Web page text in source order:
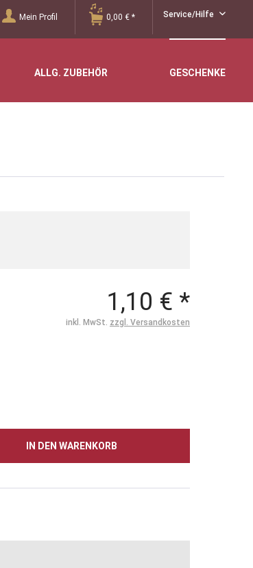
Service/Hilfe
Mein Profil 0,00 € *
ALLG. ZUBEHÖR GESCHENKE
1,10 € *
inkl. MwSt. zzgl. Versandkosten
IN DEN WARENKORB